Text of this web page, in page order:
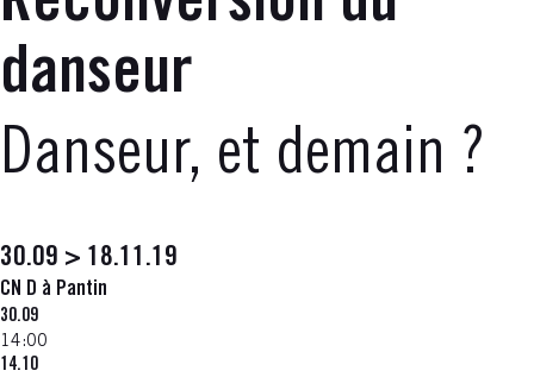
danseur
Danseur, et demain ?
30.09 > 18.11.19
CN D à Pantin
30.09
14:00
14.10